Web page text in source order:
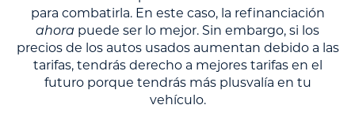
para combatirla. En este caso, la refinanciación
ahora puede ser lo mejor. Sin embargo, si los
precios de los autos usados aumentan debido a las
tarifas, tendrás derecho a mejores tarifas en el
futuro porque tendrás más plusvalía en tu
vehículo.